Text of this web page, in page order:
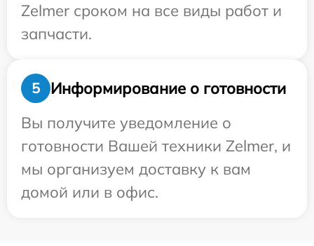
Zelmer сроком на все виды работ и
запчасти.
5
Информирование о готовности
Вы получите уведомление о
готовности Вашей техники Zelmer, и
мы организуем доставку к вам
домой или в офис.